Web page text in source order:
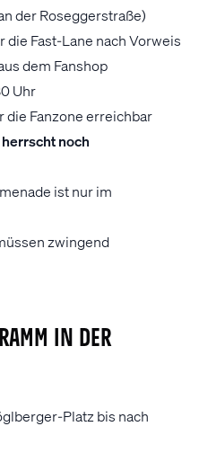
der Roseggerstraße)
die Fast-Lane nach Vorweis
dem Fanshop
Uhr
die Fanzone erreichbar
noch
ist nur im
zwingend
IN DER
Platz bis nach